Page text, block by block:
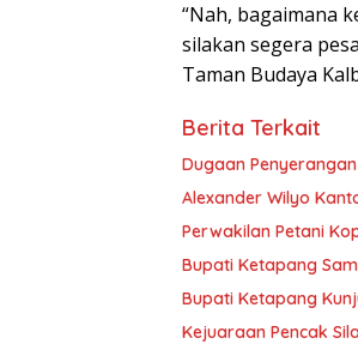
“Nah, bagaimana
silakan segera
Taman Budaya
Berita Terkait
Dugaan
Alexander Wilyo
Perwakilan Petani
Bupati Ketapang
Bupati Ketapang
Kejuaraan Pencak